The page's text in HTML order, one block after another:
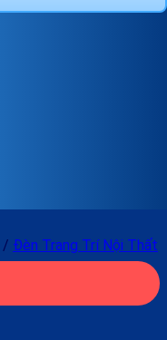
/ Đèn Trang Trí Nội Thất